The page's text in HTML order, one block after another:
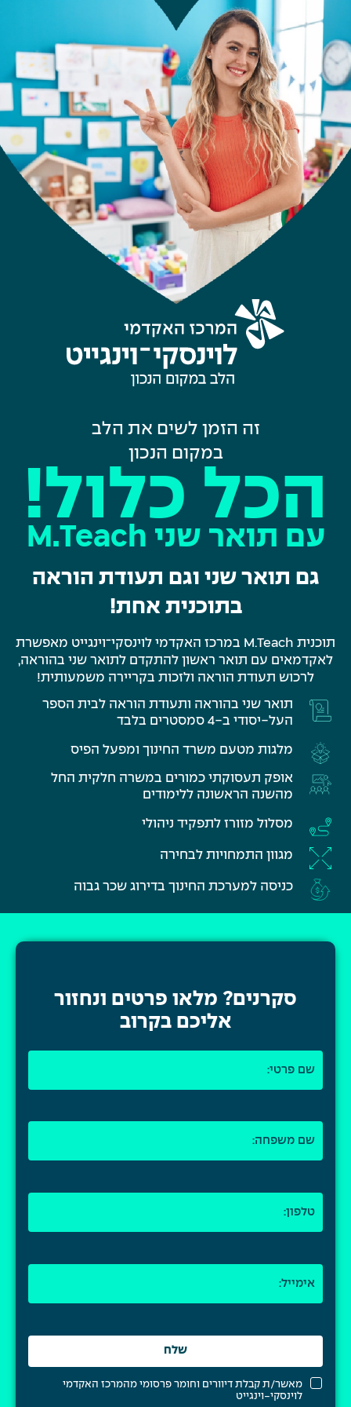
זה הזמן לשים את הלב
במקום הנכון
הכל כלול!
עם תואר שני M.Teach
גם תואר שני וגם תעודת הוראה
בתוכנית אחת!
תוכנית M.Teach במרכז האקדמי לוינסקי־וינגייט מאפשרת
לאקדמאים עם תואר ראשון להתקדם לתואר שני בהוראה,
לרכוש תעודת הוראה ולזכות בקריירה משמעותית!
תואר שני בהוראה ותעודת הוראה לבית הספר
העל-יסודי ב-4 סמסטרים בלבד
מלגות מטעם משרד החינוך ומפעל הפיס
אופק תעסוקתי כמורים במשרה חלקית החל
מהשנה הראשונה ללימודים
מסלול מזורז לתפקיד ניהולי
מגוון התמחויות לבחירה
כניסה למערכת החינוך בדירוג שכר גבוה
סקרנים? מלאו פרטים ונחזור
אליכם בקרוב
מאשר/ת קבלת דיוורים וחומר פרסומי מהמרכז האקדמי
לוינסקי-וינגייט